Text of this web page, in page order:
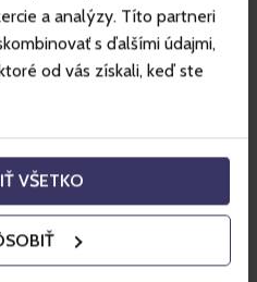
a analýzy. Títo partneri
s ďalšími údajmi,
od vás získali, keď ste
VŠETKO
(1 285 m tengerszint
fontos túraútvonal-
a Studenovodské
és Nagy-Tarpataki-völgybe.